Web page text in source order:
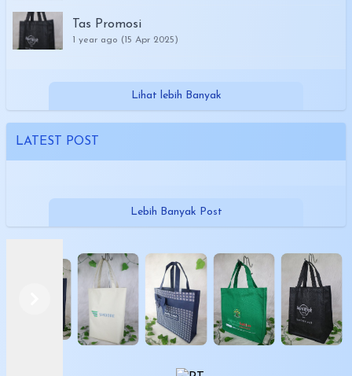
Tas Promosi
1 year ago (15 Apr 2025)
Lihat lebih Banyak
LATEST POST
Lebih Banyak Post
Previous